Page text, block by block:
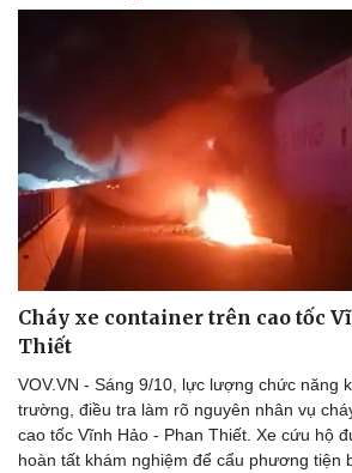
Cháy xe container trên cao tốc
Thiết
VOV.VN - Sáng 9/10, lực lượng chức năng
trường, điều tra làm rõ nguyên nhân vụ
cao tốc Vĩnh Hảo - Phan Thiết. Xe cứu hộ
hoàn tất khám nghiệm để cẩu phương tiện